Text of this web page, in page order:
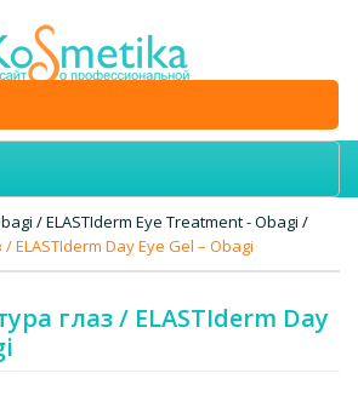
/ELASTIderm Eye Treatment - Obagi /
ELASTIderm Day Eye Gel – Obagi
глаз / ELASTIderm Day